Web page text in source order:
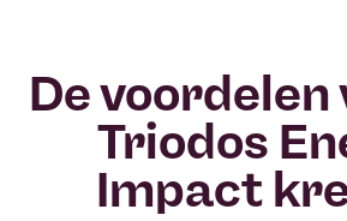
De voordelen
Triodos
Impact